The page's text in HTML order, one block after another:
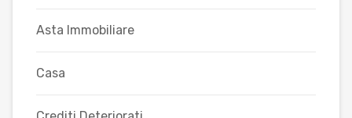
Asta Immobiliare
Casa